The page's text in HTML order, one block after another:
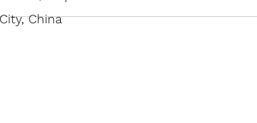
Fabricantes chinos de
productos para el hogar:
China